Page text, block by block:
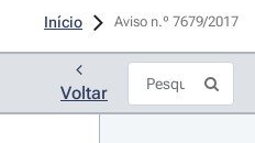
Início Aviso n.º 7679/2017
Voltar